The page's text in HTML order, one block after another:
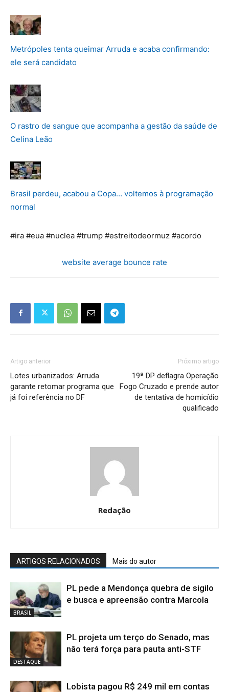
Metrópoles tenta queimar Arruda e acaba confirmando:
ele será candidato
O rastro de sangue que acompanha a gestão da saúde de
Celina Leão
Brasil perdeu, acabou a Copa… voltemos à programação
normal
#ira #eua #nuclea #trump #estreitodeormuz #acordo
website average bounce rate
Artigo anterior
Lotes urbanizados: Arruda
garante retomar programa que
já foi referência no DF
Próximo artigo
19ª DP deflagra Operação
Fogo Cruzado e prende autor
de tentativa de homicídio
qualificado
Redação
ARTIGOS RELACIONADOS Mais do autor
BRASIL
PL pede a Mendonça quebra de sigilo
e busca e apreensão contra Marcola
DESTAQUE
PL projeta um terço do Senado, mas
não terá força para pauta anti-STF
Lobista pagou R$ 249 mil em contas